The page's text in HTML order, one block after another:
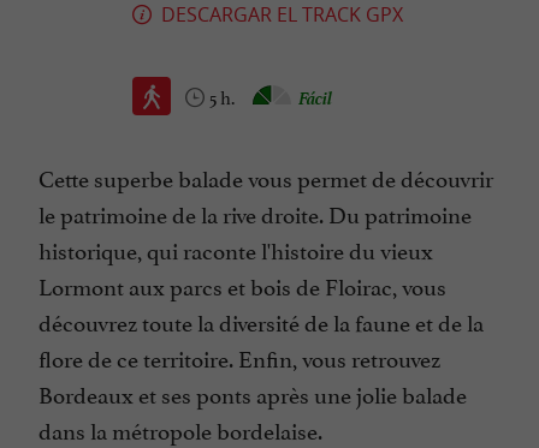
DESCARGAR EL TRACK GPX
5 h. Fácil
Cette superbe balade vous permet de découvrir
le patrimoine de la rive droite. Du patrimoine
historique, qui raconte l'histoire du vieux
Lormont aux parcs et bois de Floirac, vous
découvrez toute la diversité de la faune et de la
flore de ce territoire. Enfin, vous retrouvez
Bordeaux et ses ponts après une jolie balade
dans la métropole bordelaise.